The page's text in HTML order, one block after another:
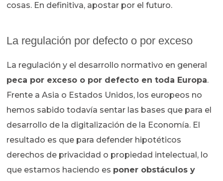
cosas. En definitiva, apostar por el futuro.
La regulación por defecto o por exceso
La regulación y el desarrollo normativo en general
peca por exceso o por defecto en toda Europa.
Frente a Asia o Estados Unidos, los europeos no
hemos sabido todavía sentar las bases que para el
desarrollo de la digitalización de la Economía. El
resultado es que para defender hipotéticos
derechos de privacidad o propiedad intelectual, lo
que estamos haciendo es poner obstáculos y